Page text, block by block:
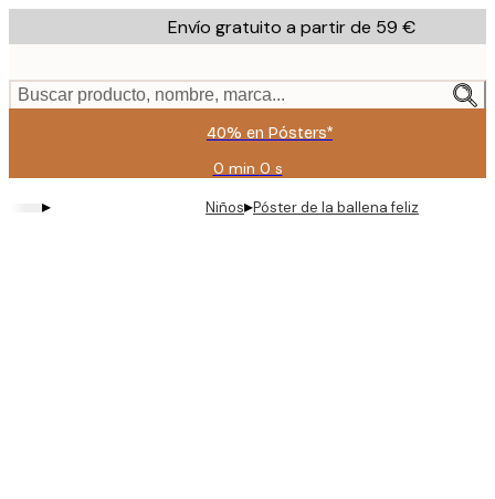
to
content.
Envío gratuito a partir de 59 €
Buscar producto, nombre, marca...
40% en Pósters*
0 min 0 s
Válido
hasta:
2026-
▸ Niños▸Póster de la ballena feliz